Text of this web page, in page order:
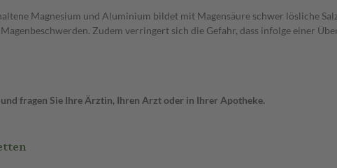
Magnesium und Aluminium bildet mit Magensäure schwer lösliche
Zudem verringert sich die Gefahr, dass infolge einer
fragen Sie Ihre Ärztin, Ihren Arzt oder in Ihrer Apotheke.